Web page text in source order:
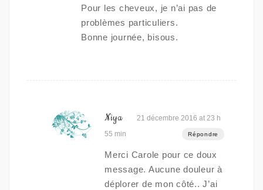
Pour les cheveux, je n’ai pas de
problèmes particuliers.
Bonne journée, bisous.
Niya
21 décembre 2016 at 23 h
55 min
Répondre
Merci Carole pour ce doux
message. Aucune douleur à
déplorer de mon côté.. J’ai